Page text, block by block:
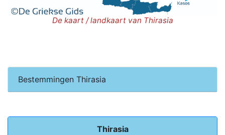
De kaart / landkaart van Thirasia
Bestemmingen Thirasia
Thirasia